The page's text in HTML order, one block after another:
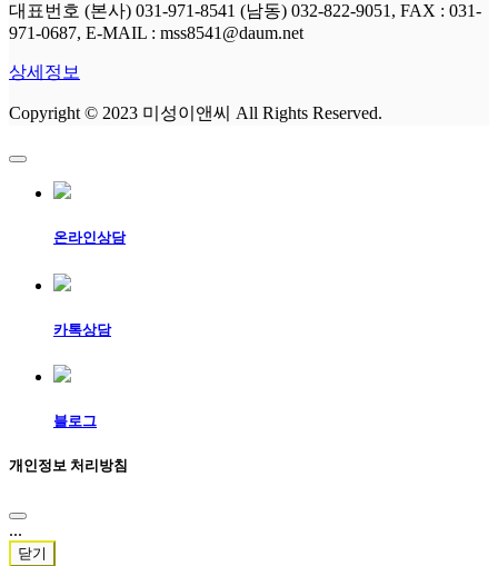
대표번호 (본사) 031-971-8541 (남동) 032-822-9051, FAX : 031-
971-0687, E-MAIL : mss8541@daum.net
상세정보
Copyright © 2023 미성이앤씨 All Rights Reserved.
온라인상담
카톡상담
블로그
개인정보 처리방침
...
닫기